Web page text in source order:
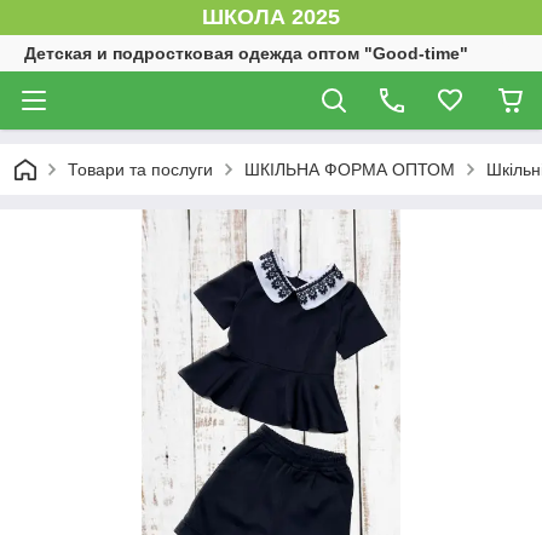
ШКОЛА 2025
Детская и подростковая одежда оптом "Good-time"
Товари та послуги ШКІЛЬНА ФОРМА ОПТОМ